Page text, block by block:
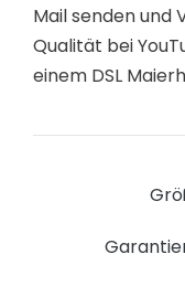
Mail senden und
Qualität bei
einem DSL